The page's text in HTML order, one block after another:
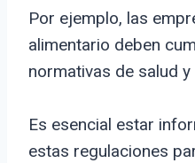
Por ejemplo, las
alimentario deben
normativas de salud
Es esencial estar
estas regulaciones